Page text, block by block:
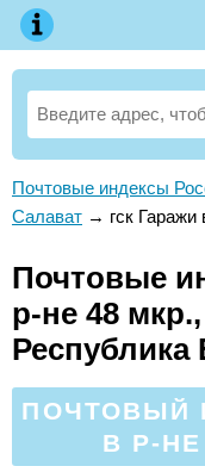
Почтовые индексы
Салават → гск Гаражи
Почтовые
р-не 48
Республика
ПОЧТОВЫЙ
В Р-НЕ